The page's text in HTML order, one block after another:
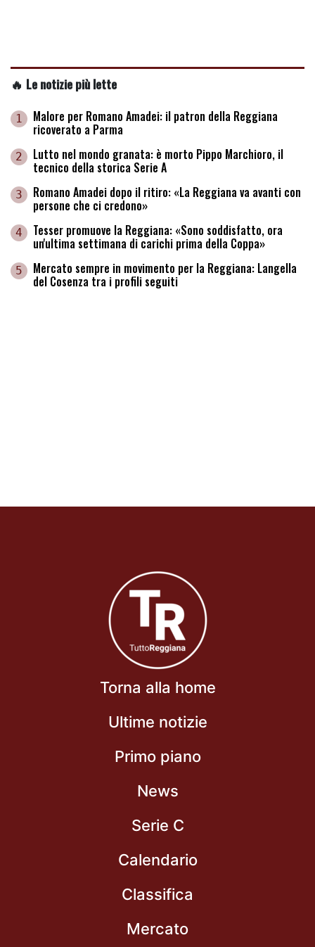
🔥 Le notizie più lette
1 Malore per Romano Amadei: il patron della Reggiana
ricoverato a Parma
2 Lutto nel mondo granata: è morto Pippo Marchioro, il
tecnico della storica Serie A
3 Romano Amadei dopo il ritiro: «La Reggiana va avanti con
persone che ci credono»
4 Tesser promuove la Reggiana: «Sono soddisfatto, ora
un'ultima settimana di carichi prima della Coppa»
5 Mercato sempre in movimento per la Reggiana: Langella
del Cosenza tra i profili seguiti
Torna alla home
Ultime notizie
Primo piano
News
Serie C
Calendario
Classifica
Mercato